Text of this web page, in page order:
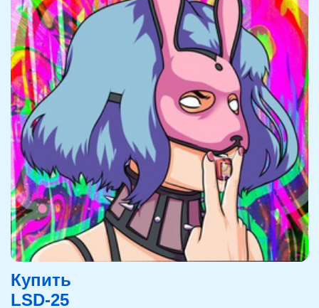
Купить
LSD-25